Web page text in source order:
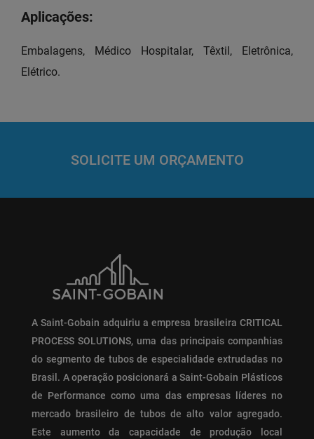
Aplicações:
Embalagens, Médico Hospitalar, Têxtil, Eletrônica,
Elétrico.
SOLICITE UM ORÇAMENTO
A Saint-Gobain adquiriu a empresa brasileira CRITICAL
PROCESS SOLUTIONS, uma das principais companhias
do segmento de tubos de especialidade extrudadas no
Brasil. A operação posicionará a Saint-Gobain Plásticos
de Performance como uma das empresas líderes no
mercado brasileiro de tubos de alto valor agregado.
Este aumento da capacidade de produção local